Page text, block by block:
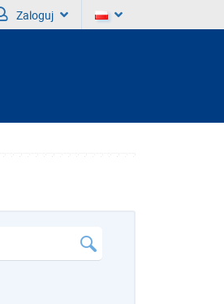
Zaloguj